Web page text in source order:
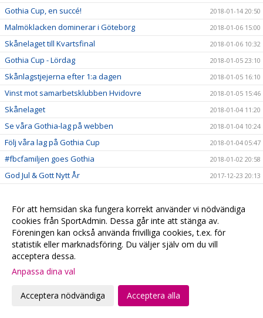
Gothia Cup, en succé! 2018-01-14 20:50
Malmöklacken dominerar i Göteborg 2018-01-06 15:00
Skånelaget till Kvartsfinal 2018-01-06 10:32
Gothia Cup - Lördag 2018-01-05 23:10
Skånlagstjejerna efter 1:a dagen 2018-01-05 16:10
Vinst mot samarbetsklubben Hvidovre 2018-01-05 15:46
Skånelaget 2018-01-04 11:20
Se våra Gothia-lag på webben 2018-01-04 10:24
Följ våra lag på Gothia Cup 2018-01-04 05:47
#fbcfamiljen goes Gothia 2018-01-02 20:58
God Jul & Gott Nytt År 2017-12-23 20:13
Hyllade VM-hjältar 2017-12-22 00:15
Julklappstips 2 - Hushållsnära tjänster till medlemspriser 2017-12-21 12:31
Damerna vidare i SkM 2017-12-21 10:10
Målvaktsträning
Julklappstips 1 – Teamson Webbutik
0 poäng...
För att hemsidan ska fungera korrekt använder vi nödvändiga
cookies från SportAdmin. Dessa går inte att stänga av.
Föreningen kan också använda frivilliga cookies, t.ex. för
statistik eller marknadsföring. Du väljer själv om du vill
acceptera dessa.
Anpassa dina val
Acceptera nödvändiga Acceptera alla